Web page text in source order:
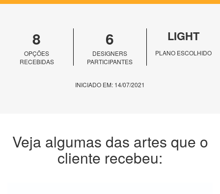
8
OPÇÕES
RECEBIDAS
6
DESIGNERS
PARTICIPANTES
LIGHT
PLANO ESCOLHIDO
INICIADO EM: 14/07/2021
Veja algumas das artes que o
cliente recebeu: